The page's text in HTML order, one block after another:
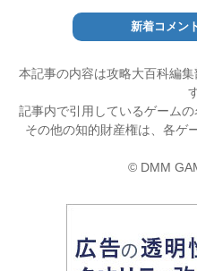
新着コメン
本記事の内容は攻略大百科編
記事内で引用しているゲーム
その他の知的財産権は、各ゲ
© DMM